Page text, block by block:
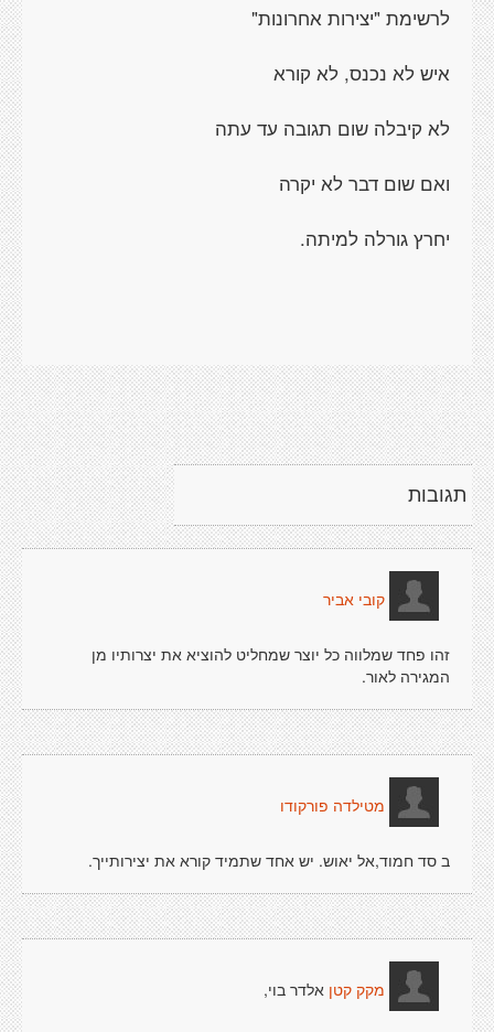
לרשימת "יצירות אחרונות"
איש לא נכנס, לא קורא
לא קיבלה שום תגובה עד עתה
ואם שום דבר לא יקרה
יחרץ גורלה למיתה.
תגובות
קובי אביר
זהו פחד שמלווה כל יוצר שמחליט להוציא את יצרותיו מן
המגירה לאור.
מטילדה פורקודו
ב סד חמוד,אל יאוש. יש אחד שתמיד קורא את יצירותייך.
מקק קטן אלדר בוי,